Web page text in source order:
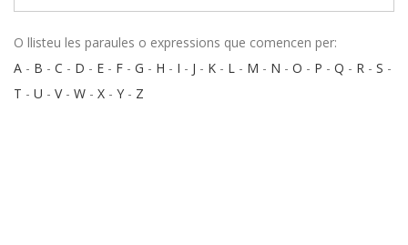
O llisteu les paraules o expressions que comencen per:
A - B - C - D - E - F - G - H - I - J - K - L - M - N - O - P - Q - R - S -
T - U - V- W - X - Y - Z